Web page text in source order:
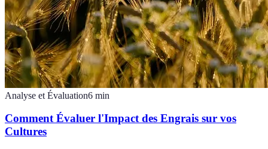
Analyse et Évaluation6 min
Comment Évaluer l'Impact des Engrais sur vos
Cultures